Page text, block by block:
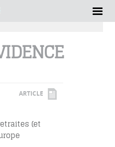
ARTICLE
(et